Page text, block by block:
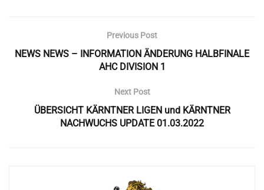
Previous Post
NEWS NEWS – INFORMATION ÄNDERUNG HALBFINALE
AHC DIVISION 1
Next Post
ÜBERSICHT KÄRNTNER LIGEN und KÄRNTNER
NACHWUCHS UPDATE 01.03.2022